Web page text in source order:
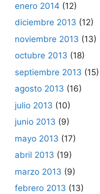
enero 2014 (12)
diciembre 2013 (12)
noviembre 2013 (13)
octubre 2013 (18)
septiembre 2013 (15)
agosto 2013 (16)
julio 2013 (10)
junio 2013 (9)
mayo 2013 (17)
abril 2013 (19)
marzo 2013 (9)
febrero 2013 (13)